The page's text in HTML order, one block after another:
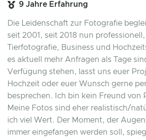
9 Jahre Erfahrung
Die Leidenschaft zur Fotografie
seit 2001, seit 2018 nun
Tierfotografie, Business und
es aktuell mehr Anfragen als Tage
Verfügung stehen, lasst uns euer
Hochzeit oder euer Wunsch gerne
besprechen. Ich bin kein Freund von
Meine Fotos sind eher realistisch/
ich viel Wert. Der Moment, der
immer eingefangen werden soll,